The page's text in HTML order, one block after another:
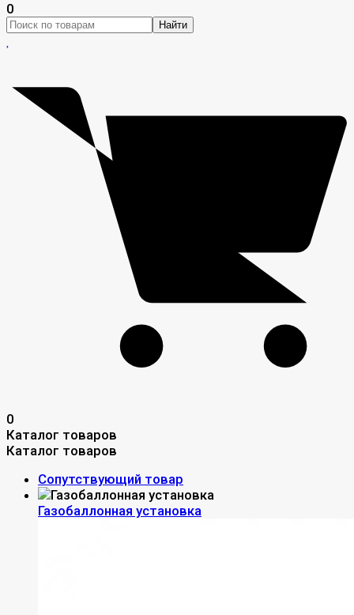
0
Найти
0
Каталог товаров
Каталог товаров
Сопутствующий товар
Газобаллонная установка